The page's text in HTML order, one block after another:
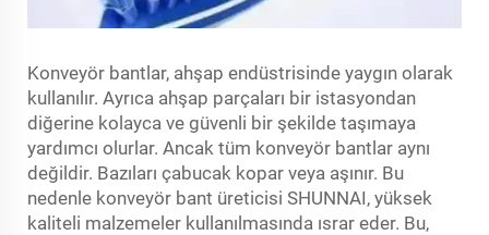
Konveyör bantlar, ahşap endüstrisinde yaygın olarak
kullanılır. Ayrıca ahşap parçaları bir istasyondan
diğerine kolayca ve güvenli bir şekilde taşımaya
yardımcı olurlar. Ancak tüm konveyör bantlar aynı
değildir. Bazıları çabucak kopar veya aşınır. Bu
nedenle konveyör bant üreticisi SHUNNAI, yüksek
kaliteli malzemeler kullanılmasında ısrar eder. Bu,